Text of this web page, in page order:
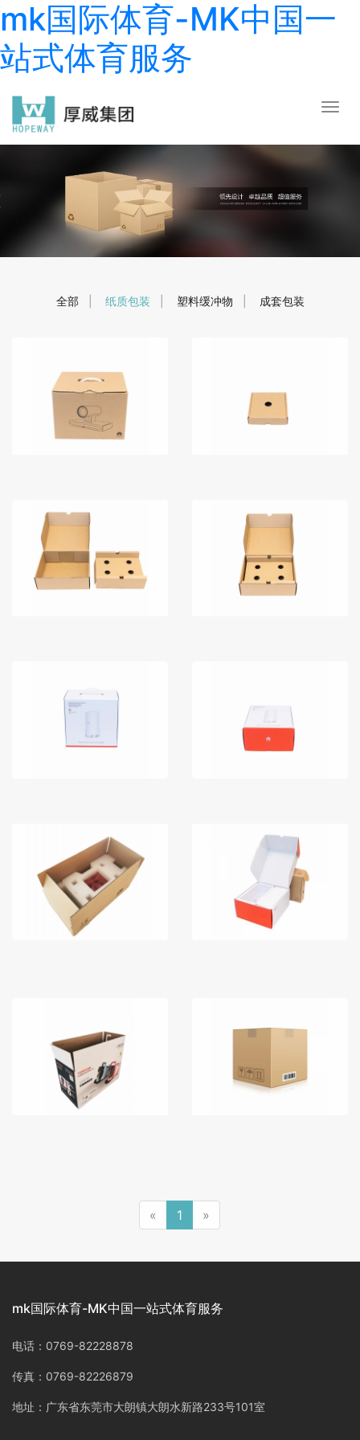
mk国际体育-MK中国一
站式体育服务
全部 纸质包装 塑料缓冲物 成套包装
« 1 »
mk国际体育-MK中国一站式体育服务
电话：0769-82228878
传真：0769-82226879
地址：广东省东莞市大朗镇大朗水新路233号101室